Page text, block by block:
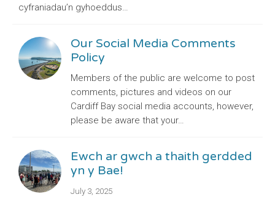
cyfraniadau’n gyhoeddus…
Our Social Media Comments
Policy
Members of the public are welcome to post
comments, pictures and videos on our
Cardiff Bay social media accounts, however,
please be aware that your…
Ewch ar gwch a thaith gerdded
yn y Bae!
July 3, 2025